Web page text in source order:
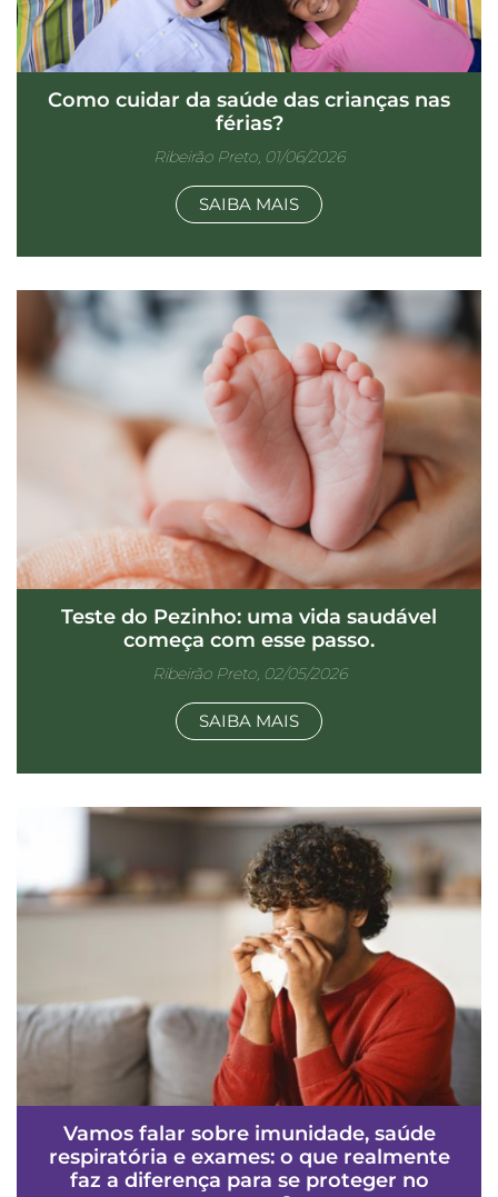
Como cuidar da saúde das crianças nas
férias?
Ribeirão Preto, 01/06/2026
SAIBA MAIS
Teste do Pezinho: uma vida saudável
começa com esse passo.
Ribeirão Preto, 02/05/2026
SAIBA MAIS
Vamos falar sobre imunidade, saúde
respiratória e exames: o que realmente
faz a diferença para se proteger no